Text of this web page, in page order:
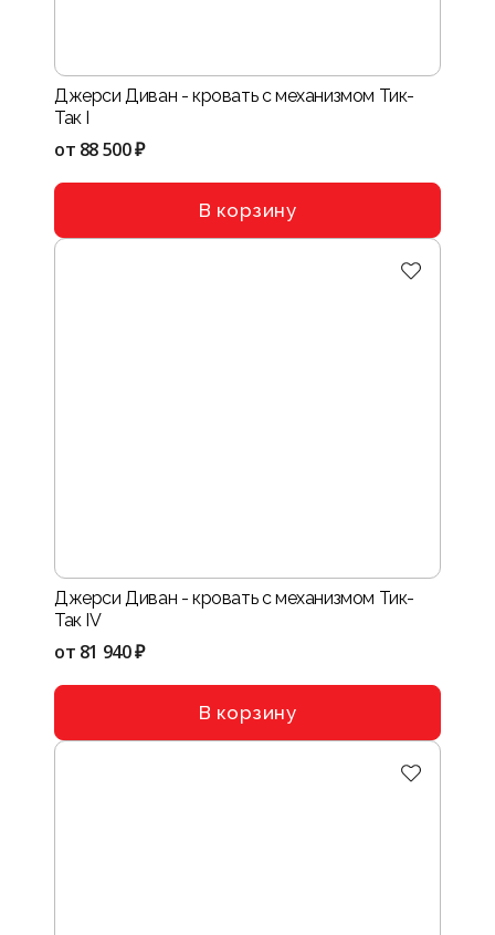
Джерси Диван - кровать с механизмом Тик-
Так I
от 88 500 ₽
В корзину
Джерси Диван - кровать с механизмом Тик-
Так IV
от 81 940 ₽
В корзину